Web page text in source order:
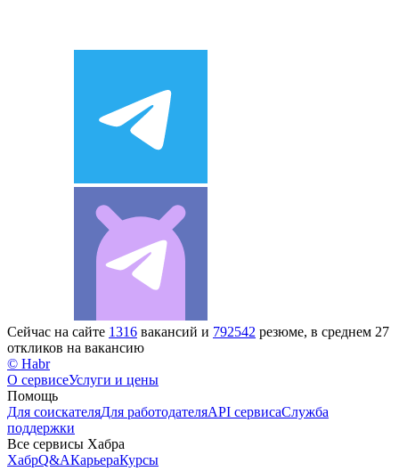
Сейчас на сайте 1316 вакансий и 792542 резюме, в среднем 27
откликов на вакансию
© Habr
О сервисеУслуги и цены
Помощь
Для соискателяДля работодателяAPI сервисаСлужба
поддержки
Все сервисы Хабра
ХабрQ&AКарьераКурсы